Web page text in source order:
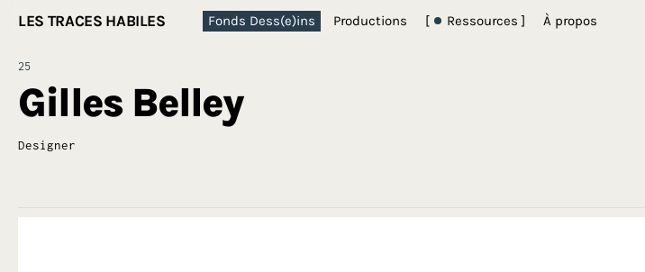
LES TRACES HABILES Fonds Dess(e)ins Productions [ Ressources ] À propos
25
Gilles Belley
Designer